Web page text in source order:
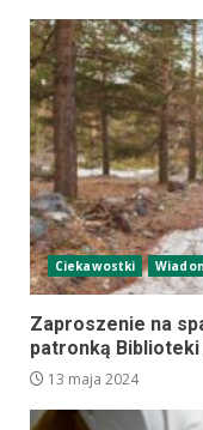
Ciekawostki
Zaproszenie na
patronką
13 maja 2024